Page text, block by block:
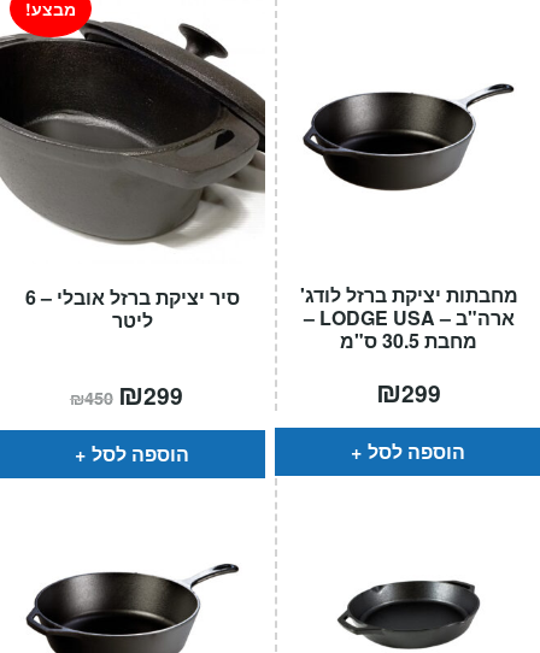
סיר יציקת ברזל אובלי – 6
ליטר
מבצע!
₪450 המחיר
המקורי
היה:
₪450.
₪299
הוא:
הוספה לסל
מחבתות יציקת ברזל לודג'
ארה"ב – LODGE USA –
מחבת 30.5 ס"מ
₪299
הוספה לסל